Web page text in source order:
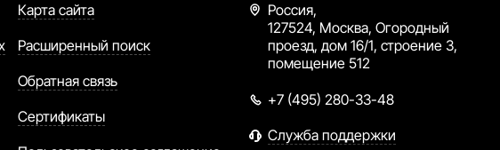
Карта сайта
Расширенный поиск
Обратная связь
Сертификаты
Россия,
127524, Москва, Огородный
проезд, дом 16/1, строение 3,
помещение 512
+7 (495) 280-33-48
Служба поддержки